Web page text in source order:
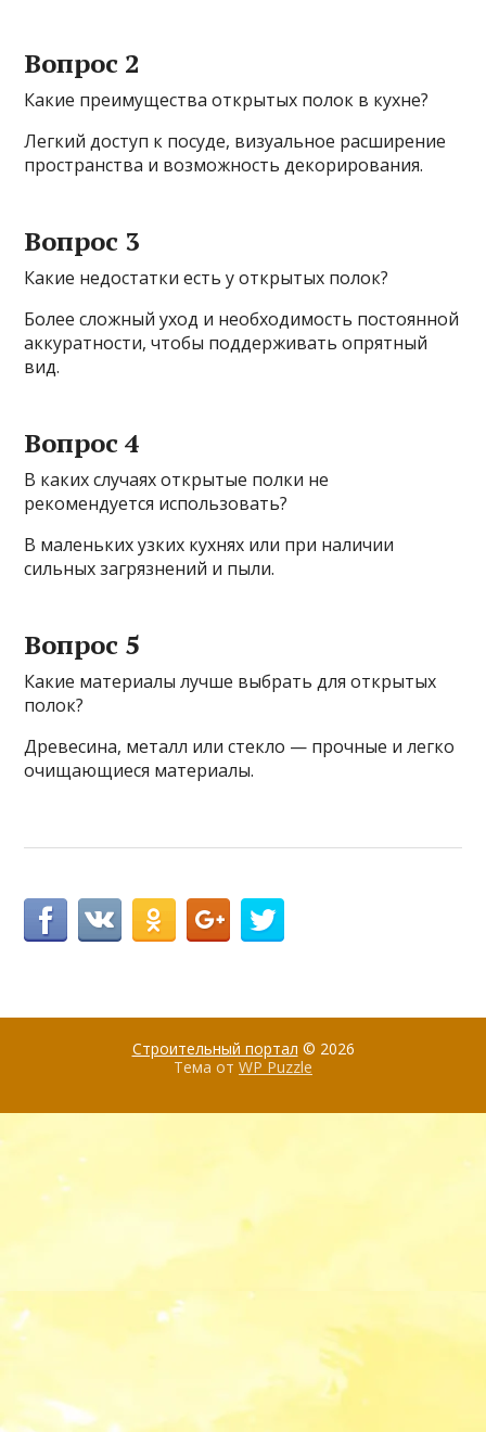
Вопрос 2
Какие преимущества открытых полок в кухне?
Легкий доступ к посуде, визуальное расширение
пространства и возможность декорирования.
Вопрос 3
Какие недостатки есть у открытых полок?
Более сложный уход и необходимость постоянной
аккуратности, чтобы поддерживать опрятный
вид.
Вопрос 4
В каких случаях открытые полки не
рекомендуется использовать?
В маленьких узких кухнях или при наличии
сильных загрязнений и пыли.
Вопрос 5
Какие материалы лучше выбрать для открытых
полок?
Древесина, металл или стекло — прочные и легко
очищающиеся материалы.
Строительный портал © 2026
Тема от WP Puzzle